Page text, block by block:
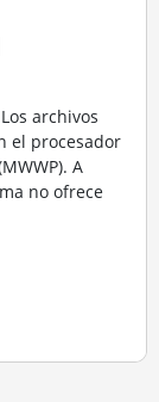
archivos
el procesador
A
no ofrece